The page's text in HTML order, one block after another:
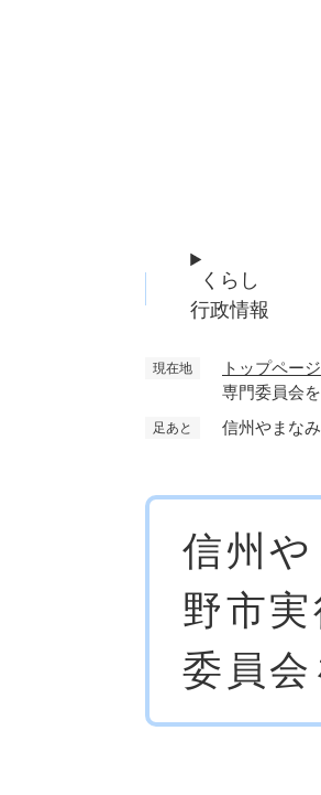
くらし
行政情報
現在地 トップページ
専門委員会
足あと 信州やまな
信州
野市
委員